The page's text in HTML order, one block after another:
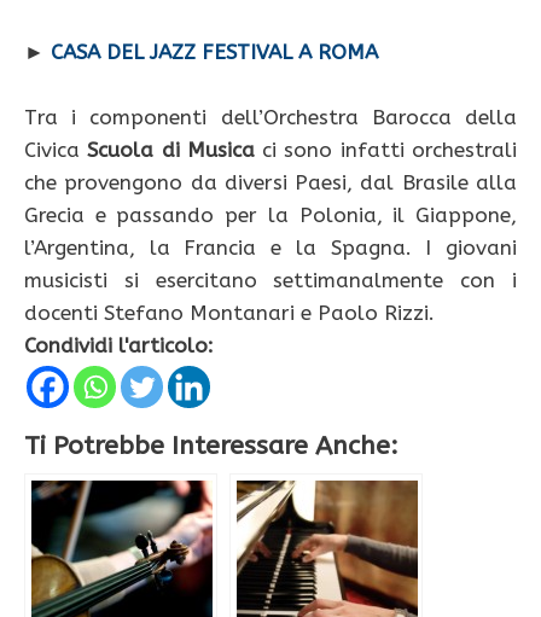
► CASA DEL JAZZ FESTIVAL A ROMA
Tra i componenti dell’Orchestra Barocca della
CivicaScuola di Musicaci sono infatti orchestrali
che provengono da diversi Paesi, dal Brasile alla
Grecia e passando per la Polonia, il Giappone,
l’Argentina, la Francia e la Spagna. I giovani
musicisti si esercitano settimanalmente con i
docenti Stefano Montanari e Paolo Rizzi.
Condividi l'articolo:
Ti Potrebbe Interessare Anche: